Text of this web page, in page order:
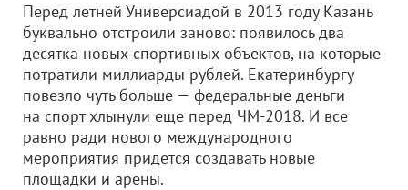
Перед летней Универсиадой в 2013 году Казань
буквально отстроили заново: появилось два
десятка новых спортивных объектов, на которые
потратили миллиарды рублей. Екатеринбургу
повезло чуть больше — федеральные деньги
на спорт хлынули еще перед ЧМ-2018. И все
равно ради нового международного
мероприятия придется создавать новые
площадки и арены.